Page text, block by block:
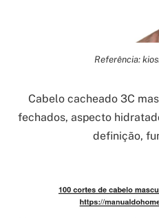
Referência:
Cabelo cacheado 3C
fechados, aspecto
definição,